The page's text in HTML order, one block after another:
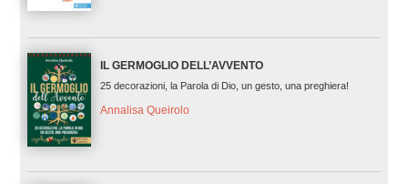
IL GERMOGLIO DELL’AVVENTO
25 decorazioni, la Parola di Dio, un gesto, una preghiera!
Annalisa Queirolo